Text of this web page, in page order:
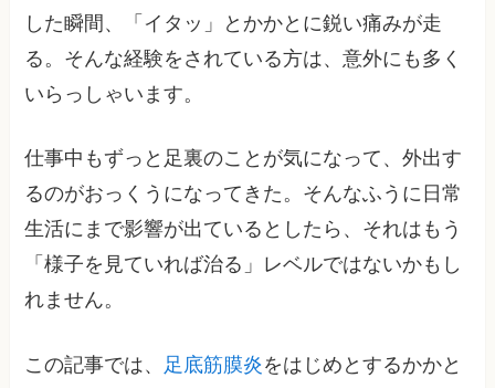
した瞬間、「イタッ」とかかとに鋭い痛みが走
る。そんな経験をされている方は、意外にも多く
いらっしゃいます。
仕事中もずっと足裏のことが気になって、外出す
るのがおっくうになってきた。そんなふうに日常
生活にまで影響が出ているとしたら、それはもう
「様子を見ていれば治る」レベルではないかもし
れません。
この記事では、 足底筋膜炎をはじめとするかかと